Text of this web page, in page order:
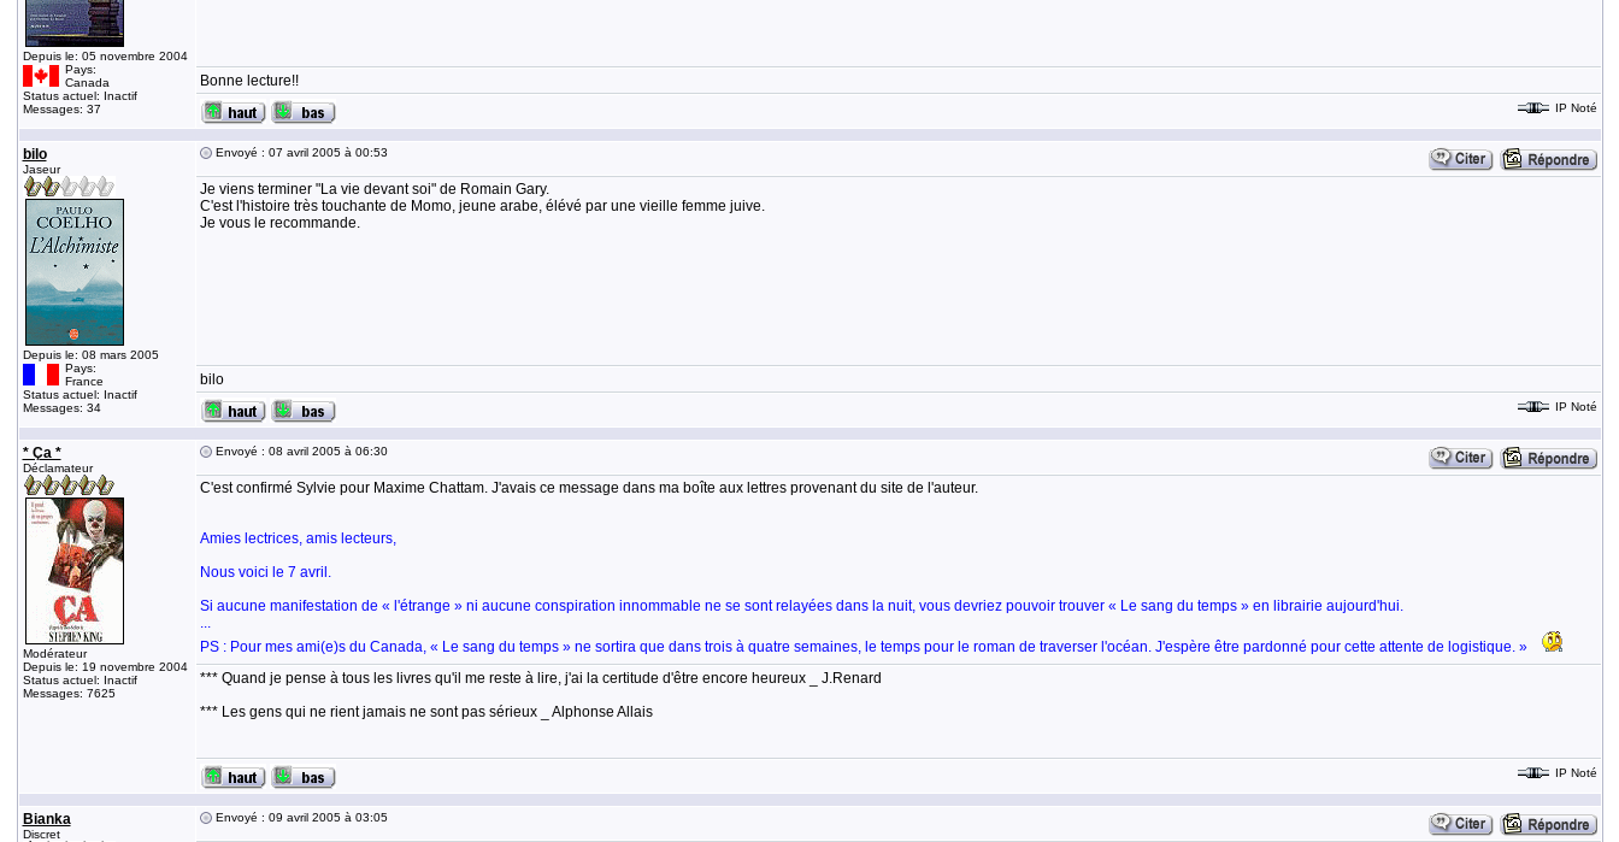
Depuis le: 05 novembre 2004
Pays:
Canada
Status actuel: Inactif
Messages: 37
Bonne lecture!!
IP Noté
bilo
Jaseur
Depuis le: 08 mars 2005
Pays:
France
Status actuel: Inactif
Messages: 34
Envoyé : 07 avril 2005 à 00:53
Je viens terminer "La vie devant soi" de Romain Gary.
C'est l'histoire très touchante de Momo, jeune arabe, élévé par une vieille femme juive.
Je vous le recommande.
bilo
IP Noté
* Ça *
Déclamateur
Modérateur
Depuis le: 19 novembre 2004
Status actuel: Inactif
Messages: 7625
Envoyé : 08 avril 2005 à 06:30
C'est confirmé Sylvie pour Maxime Chattam. J'avais ce message dans ma boîte aux lettres provenant du site de l'auteur.
Amies lectrices, amis lecteurs,
Nous voici le 7 avril.
Si aucune manifestation de « l'étrange » ni aucune conspiration innommable ne se sont relayées dans la nuit, vous devriez pouvoir trouver « Le sang du temps » en librairie aujourd'hui.
...
PS : Pour mes ami(e)s du Canada, « Le sang du temps » ne sortira que dans trois à quatre semaines, le temps pour le roman de traverser l'océan. J'espère être pardonné pour cette attente de logistique. »
*** Quand je pense à tous les livres qu'il me reste à lire, j'ai la certitude d'être encore heureux _ J.Renard
*** Les gens qui ne rient jamais ne sont pas sérieux _ Alphonse Allais
IP Noté
Bianka
Discret
Envoyé : 09 avril 2005 à 03:05